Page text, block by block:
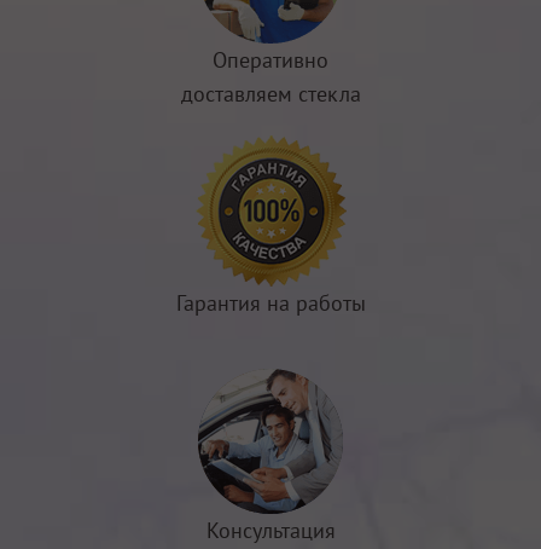
Оперативно
доставляем стекла
Гарантия на работы
Консультация